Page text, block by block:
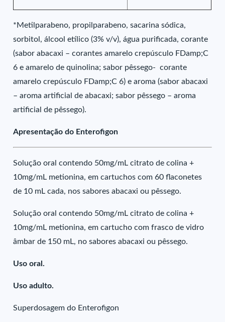
*Metilparabeno, propilparabeno, sacarina sódica,
sorbitol, álcool etílico (3% v/v), água purificada, corante
(sabor abacaxi – corantes amarelo crepúsculo FDamp;C
6 e amarelo de quinolina; sabor pêssego- corante
amarelo crepúsculo FDamp;C 6) e aroma (sabor abacaxi
– aroma artificial de abacaxi; sabor pêssego – aroma
artificial de pêssego).
Apresentação do Enterofigon
Solução oral contendo 50mg/mL citrato de colina +
10mg/mL metionina, em cartuchos com 60 flaconetes
de 10 mL cada, nos sabores abacaxi ou pêssego.
Solução oral contendo 50mg/mL citrato de colina +
10mg/mL metionina, em cartucho com frasco de vidro
âmbar de 150 mL, no sabores abacaxi ou pêssego.
Uso oral.
Uso adulto.
Superdosagem do Enterofigon